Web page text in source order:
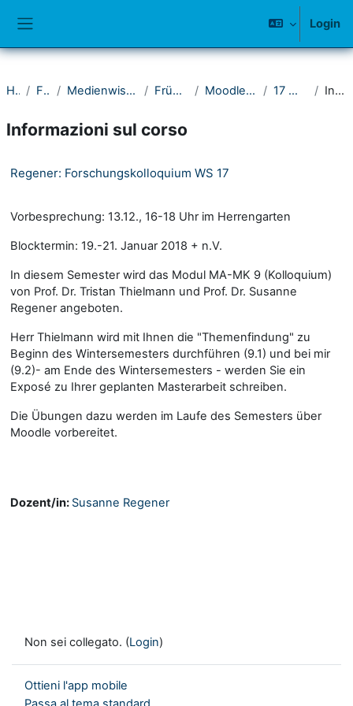
Login
Home Fakultät I Medienwissenschaftliches Seminar Frühere Semester Moodle-Kurse 2016-2020 17 Wintersemester Introduzione
Informazioni sul corso
Regener: Forschungskolloquium WS 17
Vorbesprechung: 13.12., 16-18 Uhr im Herrengarten
Blocktermin: 19.-21. Januar 2018 + n.V.
In diesem Semester wird das Modul MA-MK 9 (Kolloquium)
von Prof. Dr. Tristan Thielmann und Prof. Dr. Susanne
Regener angeboten.
Herr Thielmann wird mit Ihnen die "Themenfindung" zu
Beginn des Wintersemesters durchführen (9.1) und bei mir
(9.2)- am Ende des Wintersemesters - werden Sie ein
Exposé zu Ihrer geplanten Masterarbeit schreiben.
Die Übungen dazu werden im Laufe des Semesters über
Moodle vorbereitet.
Dozent/in: Susanne Regener
Non sei collegato. (Login)
Ottieni l'app mobile